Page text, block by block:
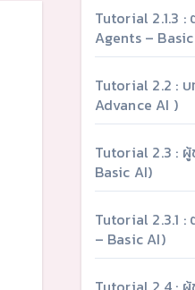
Tutorial 2.1.3
Agents –
Tutorial 2.2 :
Advance AI )
Tutorial 2.3 :
Basic AI)
Tutorial 2.3.1
– Basic AI)